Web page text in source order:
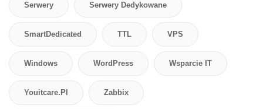
Serwery Serwery Dedykowane
SmartDedicated TTL VPS
Windows WordPress Wsparcie IT
Youitcare.pl Zabbix